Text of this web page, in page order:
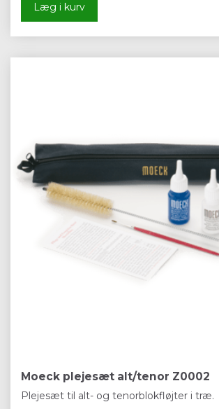
Læg i kurv
Moeck plejesæt alt/tenor Z0002
Plejesæt til alt- og tenorblokfløjter i træ.